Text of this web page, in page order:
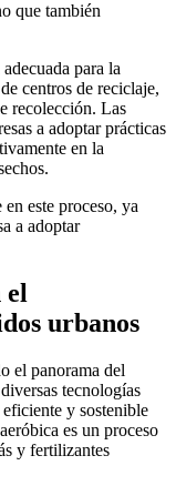
que también
para la
centros de reciclaje,
recolección. Las
a adoptar prácticas
en la
este proceso, ya
a adoptar
el
urbanos
el panorama del
tecnologías
y sostenible
es un proceso
y fertilizantes